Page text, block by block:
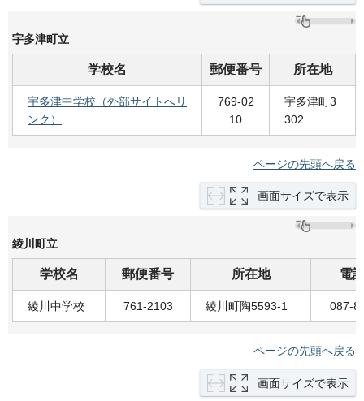
宇多津町立
学校名 郵便番号 所在地
宇多津中学校（外部サイトへリ
ンク）
769-02
10
宇多津町3
302
ページの先頭へ戻る
画面サイズで表示
綾川町立
学校名 郵便番号 所在地 電
綾川中学校 761-2103 綾川町陶5593-1 087-
ページの先頭へ戻る
画面サイズで表示